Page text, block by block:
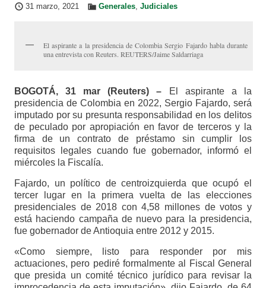
31 marzo, 2021 Generales, Judiciales
El aspirante a la presidencia de Colombia Sergio Fajardo habla durante
una entrevista con Reuters. REUTERS/Jaime Saldarriaga
BOGOTÁ, 31 mar (Reuters) – El aspirante a la
presidencia de Colombia en 2022, Sergio Fajardo, será
imputado por su presunta responsabilidad en los delitos
de peculado por apropiación en favor de terceros y la
firma de un contrato de préstamo sin cumplir los
requisitos legales cuando fue gobernador, informó el
miércoles la Fiscalía.
Fajardo, un político de centroizquierda que ocupó el
tercer lugar en la primera vuelta de las elecciones
presidenciales de 2018 con 4,58 millones de votos y
está haciendo campaña de nuevo para la presidencia,
fue gobernador de Antioquia entre 2012 y 2015.
«Como siempre, listo para responder por mis
actuaciones, pero pediré formalmente al Fiscal General
que presida un comité técnico jurídico para revisar la